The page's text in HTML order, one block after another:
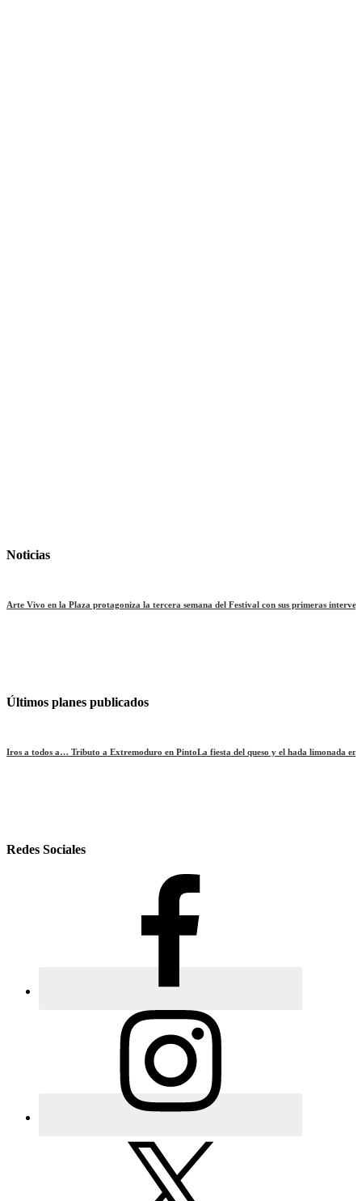
Noticias
Arte Vivo en la Plaza protagoniza la tercera semana del Festival con sus primeras
Últimos planes publicados
Iros a todos a… Tributo a Extremoduro en PintoLa fiesta del queso y el hada limonada en
Redes Sociales